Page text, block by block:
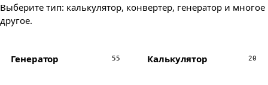
Выберите тип: калькулятор, конвертер, генератор и многое
другое.
Генератор 55 Калькулятор 20